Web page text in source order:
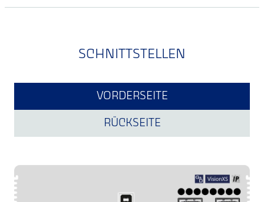
SCHNITTSTELLEN
VORDERSEITE
RÜCKSEITE